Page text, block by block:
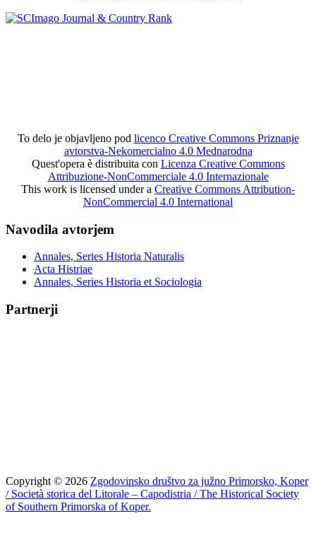
To delo je objavljeno pod licenco Creative Commons Priznanje
avtorstva-Nekomercialno 4.0 Mednarodna
Quest'opera è distribuita con Licenza Creative Commons
Attribuzione-NonCommerciale 4.0 Internazionale
This work is licensed under a Creative Commons Attribution-
NonCommercial 4.0 International
Navodila avtorjem
Annales, Series Historia Naturalis
Acta Histriae
Annales, Series Historia et Sociologia
Partnerji
Copyright © 2026 Zgodovinsko društvo za južno Primorsko, Koper
/ Società storica del Litorale – Capodistria / The Historical Society
of Southern Primorska of Koper.